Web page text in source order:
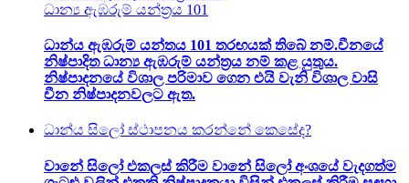
ධාන්‍ය ඇඹරුම් යන්ත්‍රය 101
ධාන්ය ඇඹරුම් යන්තය 101 තරඟයක් තිබේ නම්.චීනයේ
නිෂ්පාදිත ධාන්‍ය ඇඹරුම් යන්ත්‍රය නම් කළ යුතුය.
නිෂ්පාදනයේ විශාල පරිමාව ගෙන එයි වැනි විශාල වාසි
චීන නිෂ්පාදනවලට ඇත.
ධාන්ය සිලෝ ස්ථාපනය කරන්නේ කෙසේද?
වානේ සිලෝ එකලස් කිරීම වානේ සිලෝ අංශයේ වැදගත්ම